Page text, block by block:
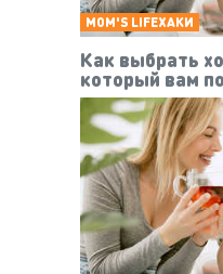
MOM'S LIFEХАКИ
Как выбрать
который вам